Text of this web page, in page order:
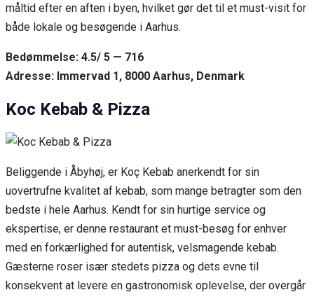
måltid efter en aften i byen, hvilket gør det til et must-visit for
både lokale og besøgende i Aarhus.
Bedømmelse: 4.5/ 5 — 716
Adresse: Immervad 1, 8000 Aarhus, Denmark
Koc Kebab & Pizza
Beliggende i Åbyhøj, er Koç Kebab anerkendt for sin
uovertrufne kvalitet af kebab, som mange betragter som den
bedste i hele Aarhus. Kendt for sin hurtige service og
ekspertise, er denne restaurant et must-besøg for enhver
med en forkærlighed for autentisk, velsmagende kebab.
Gæsterne roser især stedets pizza og dets evne til
konsekvent at levere en gastronomisk oplevelse, der overgår